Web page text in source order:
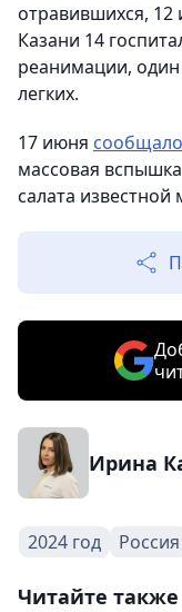
отравившихся,
Казани 14
реанимации, один
легких.
17 июня
массовая
салата известной
Ирина
2024 год Россия
Читайте также